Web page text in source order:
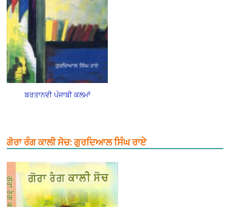
ਬਰਤਾਨਵੀ ਪੰਜਾਬੀ ਕਲਮਾਂ
ਗੋਰਾ ਰੰਗ ਕਾਲੀ ਸੋਚ: ਗੁਰਦਿਆਲ ਸਿੰਘ ਰਾਏ